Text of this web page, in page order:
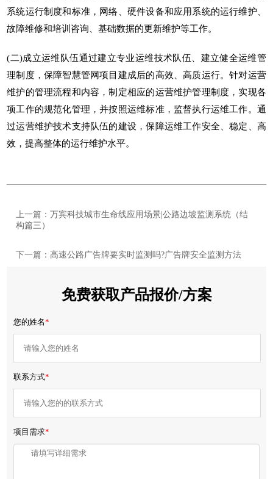
系统运行制度和标准，网络、硬件设备和应用系统的运行维护、
故障维修和培训咨询、基础数据的更新维护等工作。
(二)成立运维队伍通过建立专业运维技术队伍、建立健全运维管
理制度，保障智慧管网项目建成后的高效、高质运行。针对运营
维护的管理流程和内容，制定相应的运营维护管理制度，实现各
项工作的规范化管理，并按照运维标准，监督执行运维工作。通
过运营维护技术支持队伍的建设，保障运维工作安全、稳定、高
效，提高整体的运行维护水平。
上一篇：万宾科技城市生命线应用场景|公路边坡监测系统（结
构篇三）
下一篇：高速公路广告牌要实时监测吗?广告牌安全监测方法
免费获取产品报价/方案
您的姓名*
联系方式*
项目需求*